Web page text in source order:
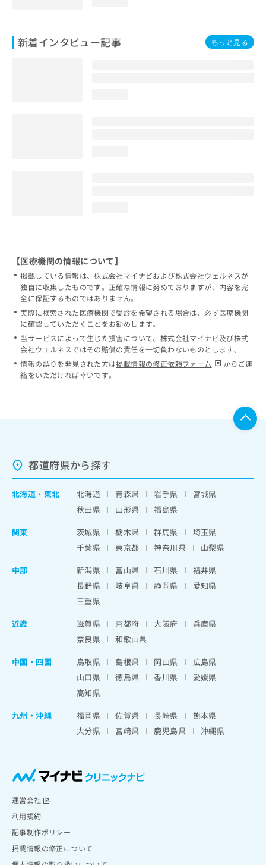
新着インタビュー記事 もっと見る
【医療機関の情報について】
掲載している情報は、株式会社マイナビおよび株式会社ウェルネスが
独自に収集したものです。正確な情報に努めておりますが、内容を完
全に保証するものではありません。
実際に検索された医療機関で受診を希望される場合は、必ず医療機関
に確認していただくことをお勧めします。
当サービスによって生じた損害について、株式会社マイナビ及び株式
会社ウェルネスではその賠償の責任を一切負わないものとします。
情報の誤りを発見された方は掲載情報の修正依頼フォーム
からご連
絡をいただければ幸いです。
都道府県から探す
北海道 ・ 東北 北海道 青森県 岩手県
宮城県
秋田県
山形県
福島県
関東
茨城県 栃木県 群馬県
埼玉県
千葉県
東京都 神奈川県
山梨県
中部
新潟県 富山県 石川県
福井県
長野県
岐阜県 静岡県
愛知県
三重県
近畿
滋賀県 京都府 大阪府
兵庫県
奈良県
和歌山県
中国・四国
鳥取県 島根県 岡山県
広島県
山口県
徳島県 香川県
愛媛県
高知県
九州・沖縄
福岡県 佐賀県 長崎県
熊本県
大分県
宮崎県 鹿児島県 沖縄県
運営会社
利用規約
記事制作ポリシー
掲載情報の修正について